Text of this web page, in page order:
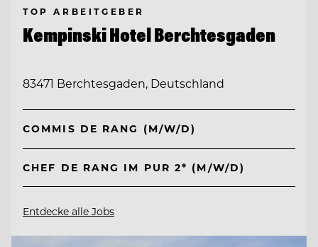
TOP ARBEITGEBER
Kempinski Hotel Berchtesgaden
83471 Berchtesgaden, Deutschland
COMMIS DE RANG (M/W/D)
CHEF DE RANG IM PUR 2* (M/W/D)
Entdecke alle Jobs